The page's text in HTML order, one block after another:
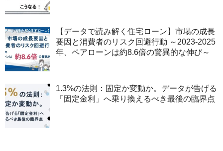
【データで読み解く住宅ローン】市場の成長
要因と消費者のリスク回避行動 ～2023-2025
年、ペアローンは約8.6倍の驚異的な伸び～
1.3%の法則：固定か変動か。データが告げる
「固定金利」へ乗り換えるべき最後の臨界点